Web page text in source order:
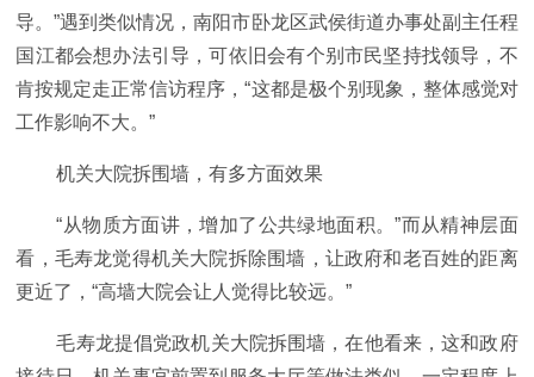
导。”遇到类似情况，南阳市卧龙区武侯街道办事处副主任程
国江都会想办法引导，可依旧会有个别市民坚持找领导，不
肯按规定走正常信访程序，“这都是极个别现象，整体感觉对
工作影响不大。”
机关大院拆围墙，有多方面效果
“从物质方面讲，增加了公共绿地面积。”而从精神层面
看，毛寿龙觉得机关大院拆除围墙，让政府和老百姓的距离
更近了，“高墙大院会让人觉得比较远。”
毛寿龙提倡党政机关大院拆围墙，在他看来，这和政府